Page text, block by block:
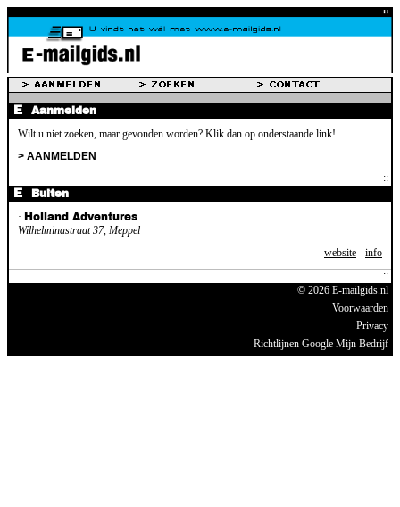
Aanmelden
Wilt u niet zoeken, maar gevonden worden? Klik dan op onderstaande link!
> AANMELDEN
Buiten
· Holland Adventures
Wilhelminastraat 37, Meppel
website
info
© 2026 E-mailgids.nl
Voorwaarden
Privacy
Richtlijnen Google Mijn Bedrijf